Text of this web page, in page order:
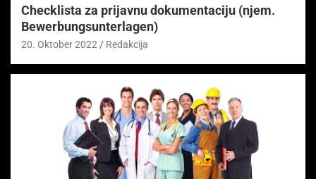
Checklista za prijavnu dokumentaciju (njem.
Bewerbungsunterlagen)
20. Oktober 2022 Redakcija